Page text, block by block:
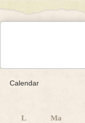
Calendar
L Ma